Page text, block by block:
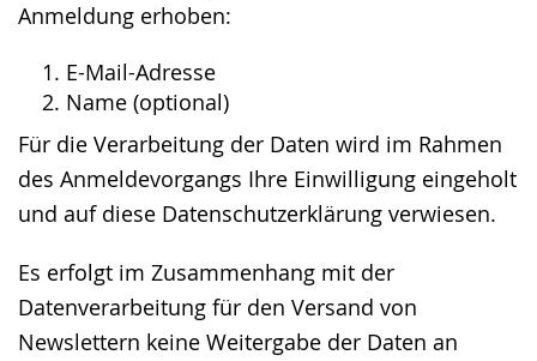
Anmeldung erhoben:
E-Mail-Adresse
Name (optional)
Für die Verarbeitung der Daten wird im Rahmen
des Anmeldevorgangs Ihre Einwilligung eingeholt
und auf diese Datenschutzerklärung verwiesen.
Es erfolgt im Zusammenhang mit der
Datenverarbeitung für den Versand von
Newslettern keine Weitergabe der Daten an